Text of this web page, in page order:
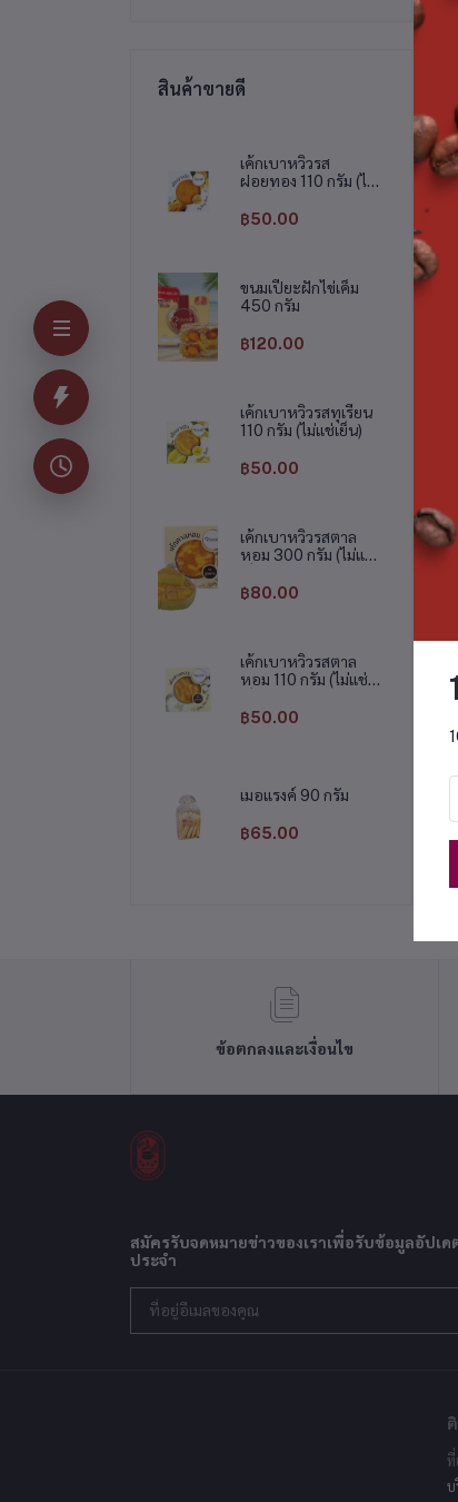
สินค้าขายดี
เค้กเบาหวิวรส
ฝอยทอง 110 กรัม (ไม่
฿50.00
ขนมเปี๊ยะฝักไข่เค็ม
450 กรัม
฿120.00
เค้กเบาหวิวรสทุเรียน
110 กรัม (ไม่แช่เย็น)
฿50.00
เค้กเบาหวิวรสตาล
หอม 300 กรัม (ไม่แช่
฿80.00
เค้กเบาหวิวรสตาล
หอม 110 กรัม (ไม่แช่
฿50.00
เมอแรงค์ 90 กรัม
฿65.00
ฟลค (กระปุก)
฿45.00
รส 5 ชิ้น (แช่เย็น)
ข้อตกลงและเงื่อนไข
สมัครรับจดหมายข่าวของเราเพื่อรับข้อมูลอัปเ
ประจำ
ที่
บ